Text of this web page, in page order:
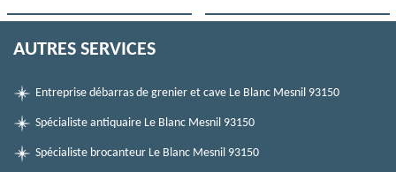
AUTRES SERVICES
Entreprise débarras de grenier et cave Le Blanc Mesnil 93150
Spécialiste antiquaire Le Blanc Mesnil 93150
Spécialiste brocanteur Le Blanc Mesnil 93150